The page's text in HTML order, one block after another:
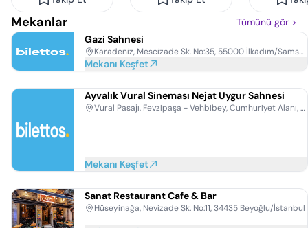
Mekanlar Tümünü gör >
Gazi Sahnesi
Karadeniz, Mescizade Sk. No:35, 55000 İlkadım/Samsun
Mekanı Keşfet
Ayvalık Vural Sineması Nejat Uygur Sahnesi
Vural Pasajı, Fevzipaşa - Vehbibey, Cumhuriyet Alanı, 10400 Ayvalık/Balıkesir
Mekanı Keşfet
Sanat Restaurant Cafe & Bar
Hüseyinağa, Nevizade Sk. No:11, 34435 Beyoğlu/İstanbul